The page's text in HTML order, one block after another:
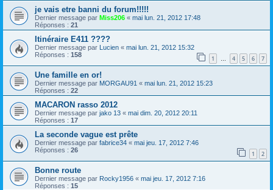
je vais etre banni du forum!!!!!
Dernier message par Miss206 « mai lun. 21, 2012 17:48
Réponses : 21
Itinéraire E411 ????
Dernier message par Lucien « mai lun. 21, 2012 15:32
Réponses : 158 1 … 4 5 6 7
Une famille en or!
Dernier message par MORGAU91 « mai lun. 21, 2012 15:23
Réponses : 22
MACARON rasso 2012
Dernier message par jako 13 « mai dim. 20, 2012 20:11
Réponses : 17
La seconde vague est prête
Dernier message par fabrice34 « mai jeu. 17, 2012 7:46
Réponses : 26 1 2
Bonne route
Dernier message par Rocky1956 « mai jeu. 17, 2012 7:16
Réponses : 15